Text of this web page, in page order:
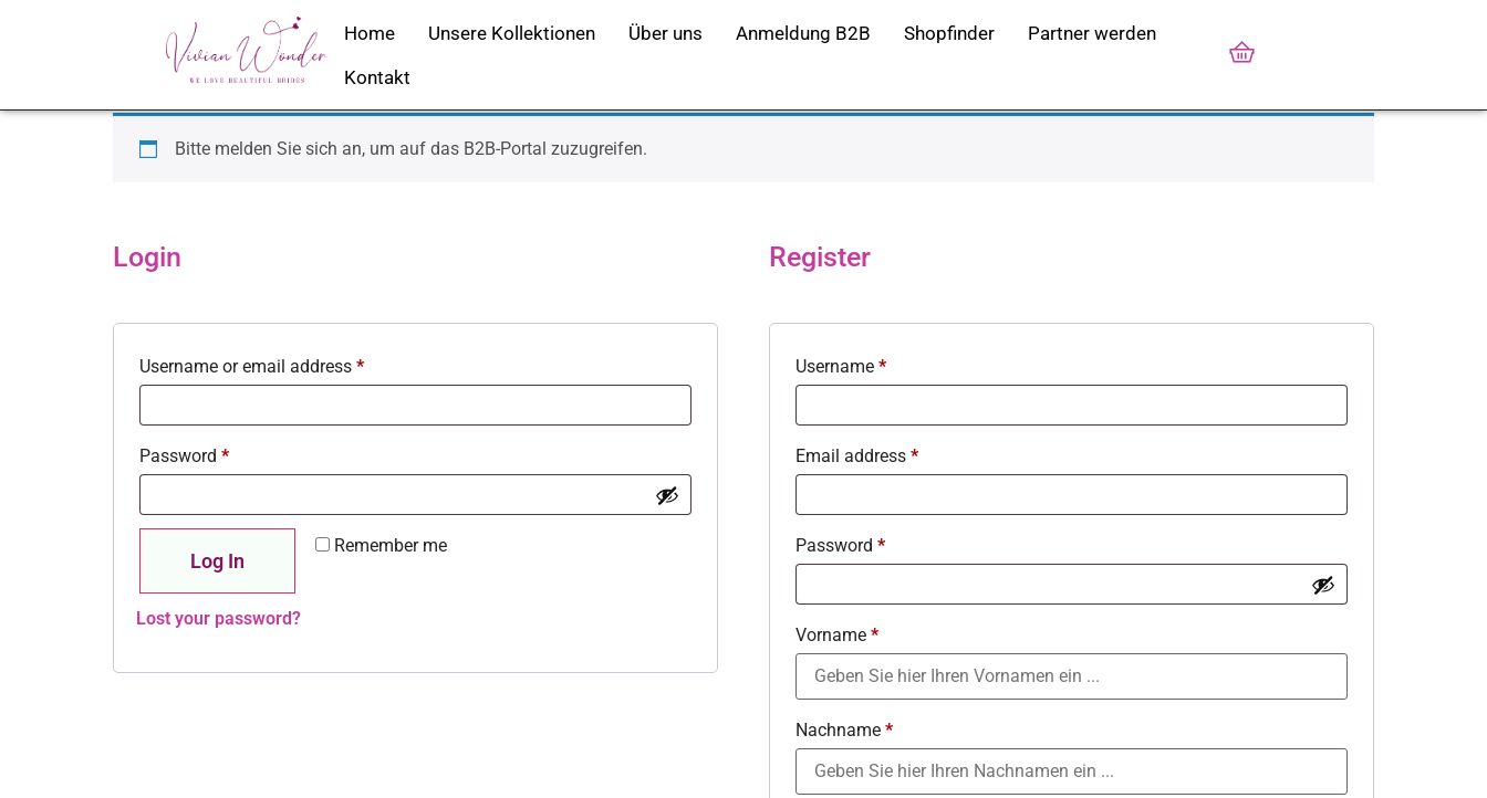
Home Unsere Kollektionen Über uns Anmeldung B2B Shopfinder
Partner werden
Kontakt
Kollektion 2027 Summer Wonder
Bitte melden Sie sich an, um auf das B2B-Portal zuzugreifen.
Login
Username or email address *
Password *
Remember me
Log In
Lost your password?
Register
Username *
Email address *
Password *
Vorname *
Nachname *